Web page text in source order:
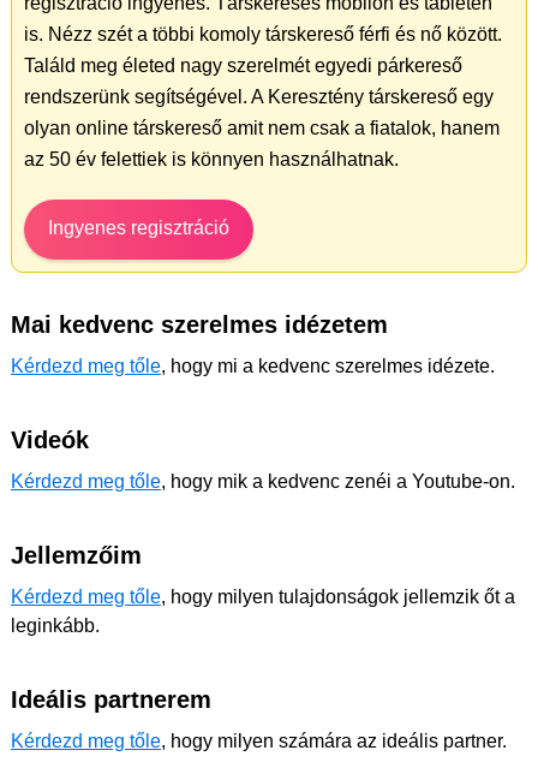
is. Nézz szét a többi komoly társkereső férfi és nő között.
Találd meg életed nagy szerelmét egyedi párkereső
rendszerünk segítségével. A Keresztény társkereső egy
olyan online társkereső amit nem csak a fiatalok, hanem
az 50 év felettiek is könnyen használhatnak.
Ingyenes regisztráció
Mai kedvenc szerelmes idézetem
Kérdezd meg tőle, hogy mi a kedvenc szerelmes idézete.
Videók
Kérdezd meg tőle, hogy mik a kedvenc zenéi a Youtube-on.
Jellemzőim
Kérdezd meg tőle, hogy milyen tulajdonságok jellemzik őt a
leginkább.
Ideális partnerem
Kérdezd meg tőle, hogy milyen számára az ideális partner.